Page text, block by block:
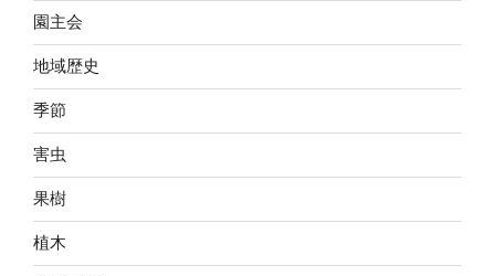
園主会
地域歴史
季節
害虫
果樹
植木